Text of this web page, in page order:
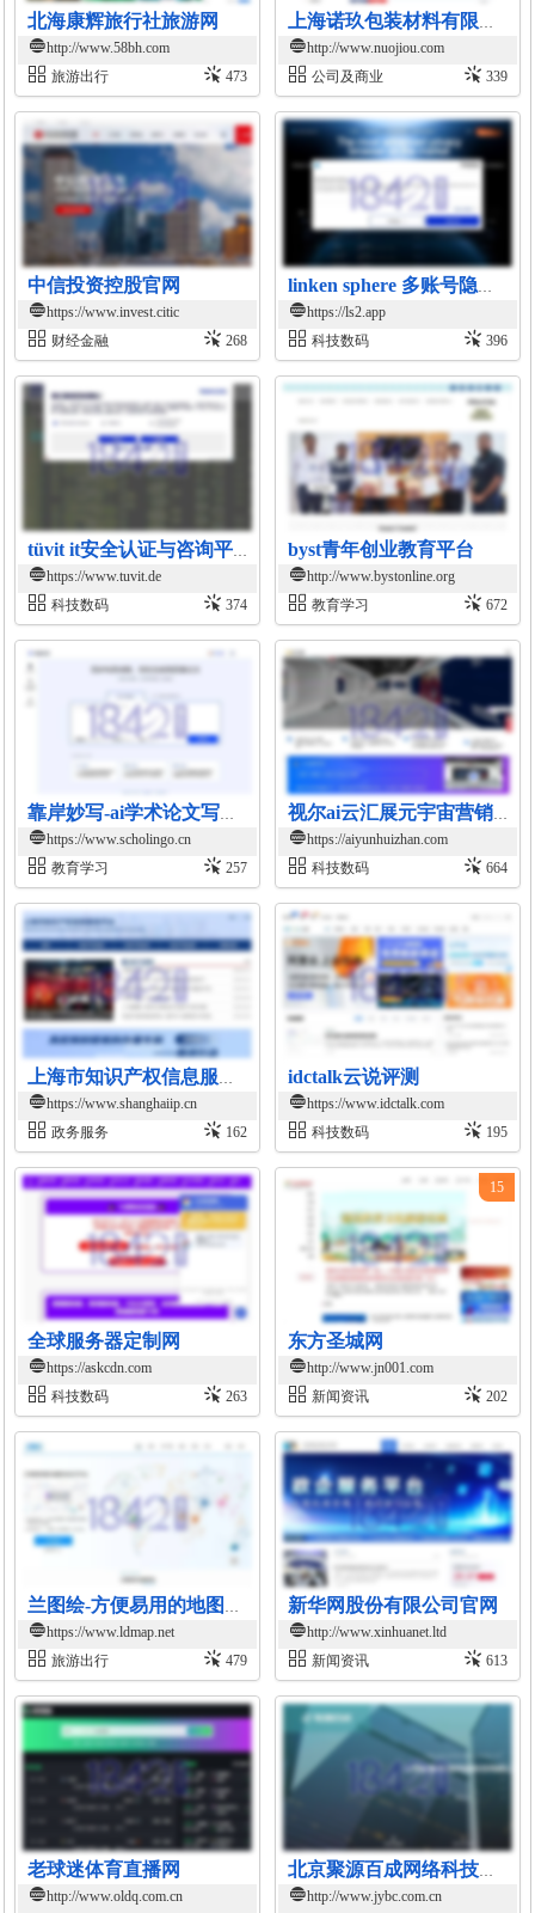
北海康辉旅行社旅游网
http://www.58bh.com
旅游出行
473
上海诺玖包装材料有限公司官网
http://www.nuojiou.com
公司及商业
339
中信投资控股官网
https://www.invest.citic
财经金融
268
https://ls2.app
科技数码
396
https://www.tuvit.de
科技数码
374
byst青年创业教育平台
http://www.bystonline.org
教育学习
672
靠岸妙写-ai学术论文写作助手
https://www.scholingo.cn
教育学习
257
视尔ai云汇展元宇宙营销展示平台
https://aiyunhuizhan.com
科技数码
664
上海市知识产权信息服务平台
https://www.shanghaiip.cn
政务服务
162
idctalk云说评测
https://www.idctalk.com
科技数码
195
全球服务器定制网
https://askcdn.com
科技数码
263
东方圣城网
http://www.jn001.com
新闻资讯
202
15
兰图绘-方便易用的地图标绘平台
https://www.ldmap.net
旅游出行
479
新华网股份有限公司官网
http://www.xinhuanet.ltd
新闻资讯
613
老球迷体育直播网
http://www.oldq.com.cn
北京聚源百成网络科技有限公司官网
http://www.jybc.com.cn